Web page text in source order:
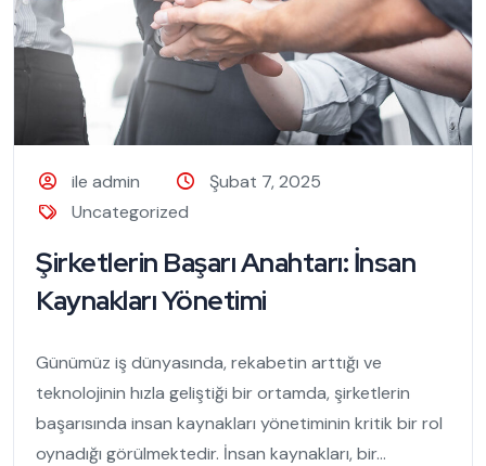
ile admin
Şubat 7, 2025
Uncategorized
Şirketlerin Başarı Anahtarı: İnsan
Kaynakları Yönetimi
Günümüz iş dünyasında, rekabetin arttığı ve
teknolojinin hızla geliştiği bir ortamda, şirketlerin
başarısında insan kaynakları yönetiminin kritik bir rol
oynadığı görülmektedir. İnsan kaynakları, bir...